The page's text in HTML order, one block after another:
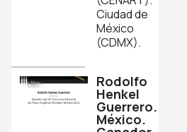
Ciudad de
México
(CDMX).
Rodolfo
Henkel
Guerrero.
México.